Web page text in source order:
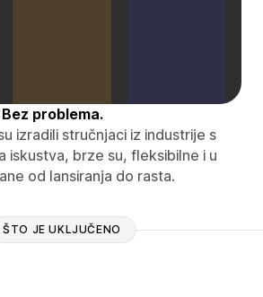
problema.
izradili stručnjaci iz industrije s
iskustva, brze su, fleksibilne i u
od lansiranja do rasta.
ŠTO JE UKLJUČENO